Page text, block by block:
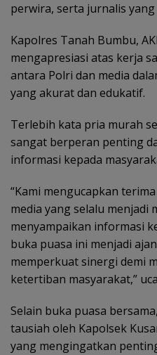
perwira, serta jurnalis
Kapolres Tanah Bumbu,
mengapresiasi atas kerja
antara Polri dan media
yang akurat dan edukatif.
Terlebih kata pria murah
sangat berperan penting
informasi kepada
“Kami mengucapkan
media yang selalu menjadi
menyampaikan informasi
buka puasa ini menjadi
memperkuat sinergi demi
ketertiban masyarakat,”
Selain buka puasa
tausiah oleh Kapolsek
yang mengingatkan